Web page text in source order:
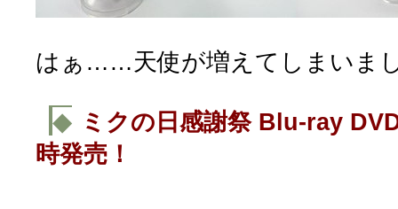
はぁ……天使が増えてしまいま
◆ ミクの日感謝祭 Blu-ray
時発売！